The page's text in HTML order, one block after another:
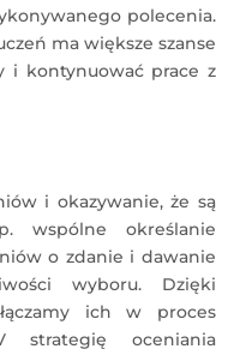
polecenia.
ma większe szanse
i kontynuować prace z
i okazywanie, że są
wspólne określanie
o zdanie i dawanie
wyboru. Dzięki
ich w proces
strategię oceniania